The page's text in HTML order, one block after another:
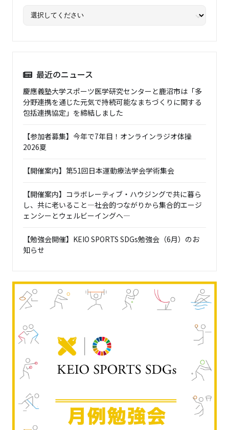
最近のニュース
慶應義塾大学スポーツ医学研究センターと鹿沼市は「多
分野連携を通じた元気で持続可能なまちづくりに関する
包括連携協定」を締結しました
【参加者募集】今年で7年目！オンラインラジオ体操
2026夏
【開催案内】第51回日本運動療法学会学術集会
【開催案内】コラボレーティブ・ハウジングで共に暮ら
し、共に老いること―社会的つながりから集合的エージ
ェンシーとウェルビーイングへ―
【勉強会開催】KEIO SPORTS SDGs勉強会（6月）のお
知らせ